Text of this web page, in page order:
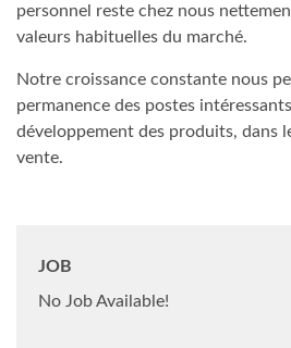
personnel reste chez nous
valeurs habituelles du marché.
Notre croissance constante nous
permanence des postes
développement des produits, dans
vente.
JOB
No Job Available!